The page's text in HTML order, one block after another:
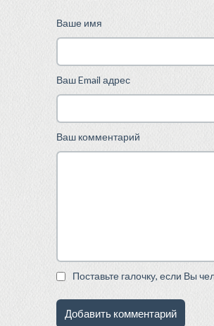
Ваше имя
Ваш Email адрес
Ваш комментарий
Поставьте галочку, если Вы